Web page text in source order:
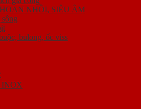
NHỒI, SIÊU ÂM
bulong, ốc viss
INOX